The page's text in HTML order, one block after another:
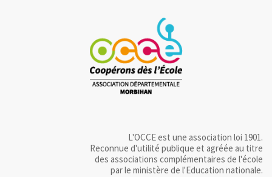
L'OCCE est une association loi 1901.
Reconnue d'utilité publique et agréée au titre
des associations complémentaires de l'école
par le ministère de l'Education nationale.